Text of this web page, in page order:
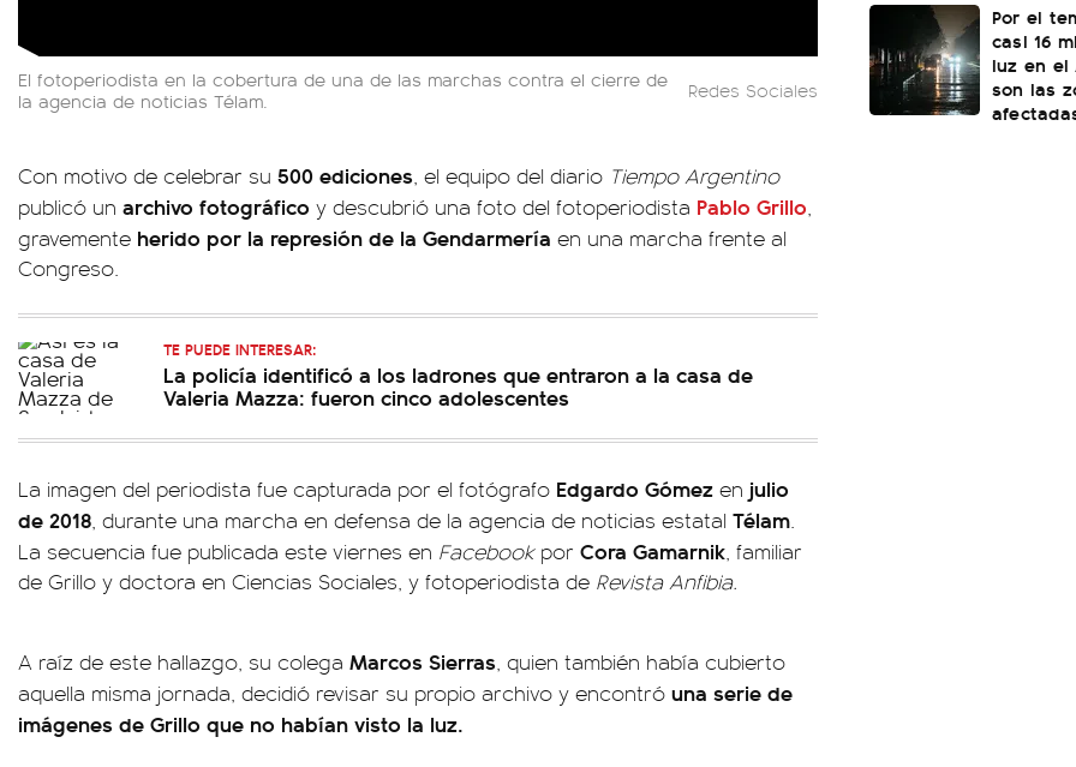
El fotoperiodista en la cobertura de una de las marchas contra el cierre de
la agencia de noticias Télam.
Redes Sociales
Con motivo de celebrar su 500 ediciones, el equipo del diario Tiempo Argentino
publicó un archivo fotográfico y descubrió una foto del fotoperiodista Pablo Grillo,
gravemente herido por la represión de la Gendarmería en una marcha frente al
Congreso.
TE PUEDE INTERESAR:
La policía identificó a los ladrones que entraron a la casa de
Valeria Mazza: fueron cinco adolescentes
La imagen del periodista fue capturada por el fotógrafo Edgardo Gómez en julio
de 2018, durante una marcha en defensa de la agencia de noticias estatal Télam.
La secuencia fue publicada este viernes en Facebookpor Cora Gamarnik, familiar
de Grillo y doctora en Ciencias Sociales, y fotoperiodista de Revista Anfibia.
A raíz de este hallazgo, su colega Marcos Sierras, quien también había cubierto
aquella misma jornada, decidió revisar su propio archivo y encontró una serie de
imágenes de Grillo que no habían visto la luz.
Por el
casi 16
luz en el
son las